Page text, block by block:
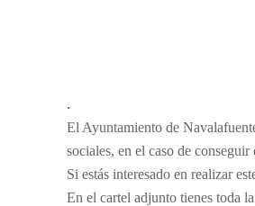
.
El Ayuntamiento de
sociales, en el caso de
Si estás interesado en realizar
En el cartel adjunto tienes toda